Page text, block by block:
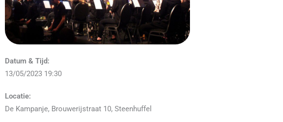
Datum & Tijd:
13/05/2023 19:30
Locatie:
De Kampanje, Brouwerijstraat 10, Steenhuffel